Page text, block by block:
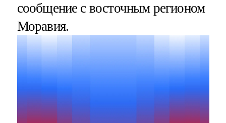
сообщение с восточным регионом
Моравия.